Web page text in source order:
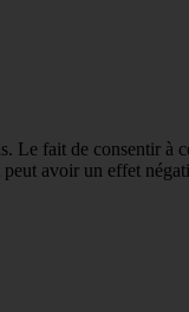
Le fait de consentir à
avoir un effet